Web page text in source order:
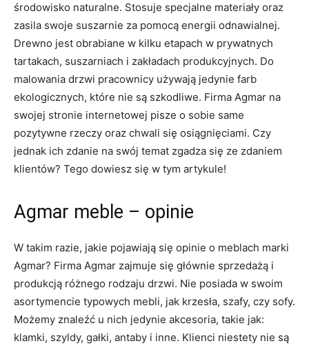
środowisko naturalne. Stosuje specjalne materiały oraz
zasila swoje suszarnie za pomocą energii odnawialnej.
Drewno jest obrabiane w kilku etapach w prywatnych
tartakach, suszarniach i zakładach produkcyjnych. Do
malowania drzwi pracownicy używają jedynie farb
ekologicznych, które nie są szkodliwe. Firma Agmar na
swojej stronie internetowej pisze o sobie same
pozytywne rzeczy oraz chwali się osiągnięciami. Czy
jednak ich zdanie na swój temat zgadza się ze zdaniem
klientów? Tego dowiesz się w tym artykule!
Agmar meble – opinie
W takim razie, jakie pojawiają się opinie o meblach marki
Agmar? Firma Agmar zajmuje się głównie sprzedażą i
produkcją różnego rodzaju drzwi. Nie posiada w swoim
asortymencie typowych mebli, jak krzesła, szafy, czy sofy.
Możemy znaleźć u nich jedynie akcesoria, takie jak:
klamki, szyldy, gałki, antaby i inne. Klienci niestety nie są